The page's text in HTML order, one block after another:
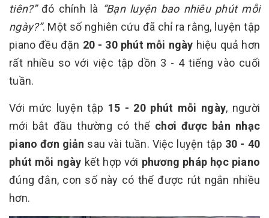
tiên?”đó chính là “Bạn luyện bao nhiêu phút mỗi
ngày?”. Một số nghiên cứu đã chỉ ra rằng, luyện tập
piano đều đặn 20 - 30 phút mỗi ngày hiệu quả hơn
rất nhiều so với việc tập dồn 3 - 4 tiếng vào cuối
tuần.
Với mức luyện tập 15 - 20 phút mỗi ngày, người
mới bắt đầu thường có thể chơi được bản nhạc
piano đơn giản sau vài tuần. Việc luyện tập 30 - 40
phút mỗi ngày kết hợp với phương pháp học piano
đúng đắn, con số này có thể được rút ngắn nhiều
hơn.